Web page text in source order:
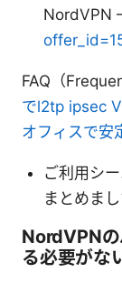
NordVPN
FAQ（
でl2tp ipsec
オフィスで安
ご利用シ
まとめまし
NordVPN
る必要がな